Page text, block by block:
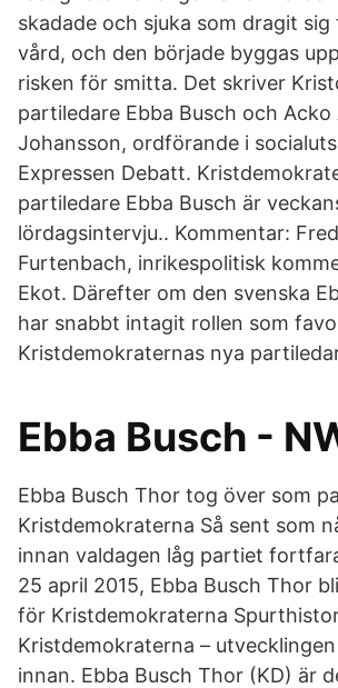
skadade och sjuka som dragit
vård, och den började byggas
risken för smitta. Det skriver
partiledare Ebba Busch och Acko
Johansson, ordförande i
Expressen Debatt.
partiledare Ebba Busch är
lördagsintervju.. Kommentar:
Furtenbach, inrikespolitisk
Ekot. Därefter om den svenska
har snabbt intagit rollen som
Kristdemokraternas nya
Ebba Busch -
Ebba Busch Thor tog över som
Kristdemokraterna Så sent som
innan valdagen låg partiet
25 april 2015, Ebba Busch Thor
för Kristdemokraterna
Kristdemokraterna –
innan. Ebba Busch Thor (KD) är